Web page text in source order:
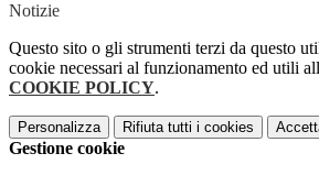
Notizie
Questo sito o gli strumenti terzi da questo
cookie necessari al funzionamento ed utili
COOKIE POLICY.
Personalizza Rifiuta tutti i cookies
Gestione cookie